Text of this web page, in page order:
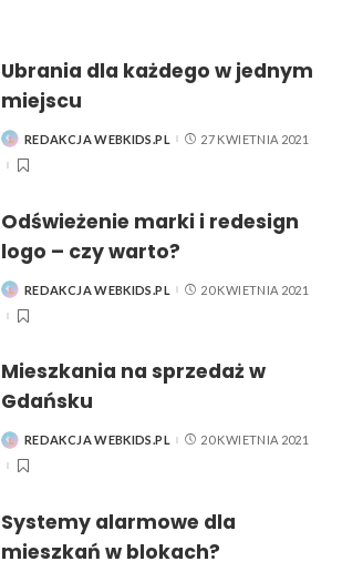
Ubrania dla każdego w jednym
miejscu
POSTED
REDAKCJA WEBKIDS.PL 27 KWIETNIA 2021
Odświeżenie marki i redesign
logo – czy warto?
POSTED
REDAKCJA WEBKIDS.PL 20 KWIETNIA 2021
Mieszkania na sprzedaż w
Gdańsku
POSTED
REDAKCJA WEBKIDS.PL 20 KWIETNIA 2021
Systemy alarmowe dla
mieszkań w blokach?